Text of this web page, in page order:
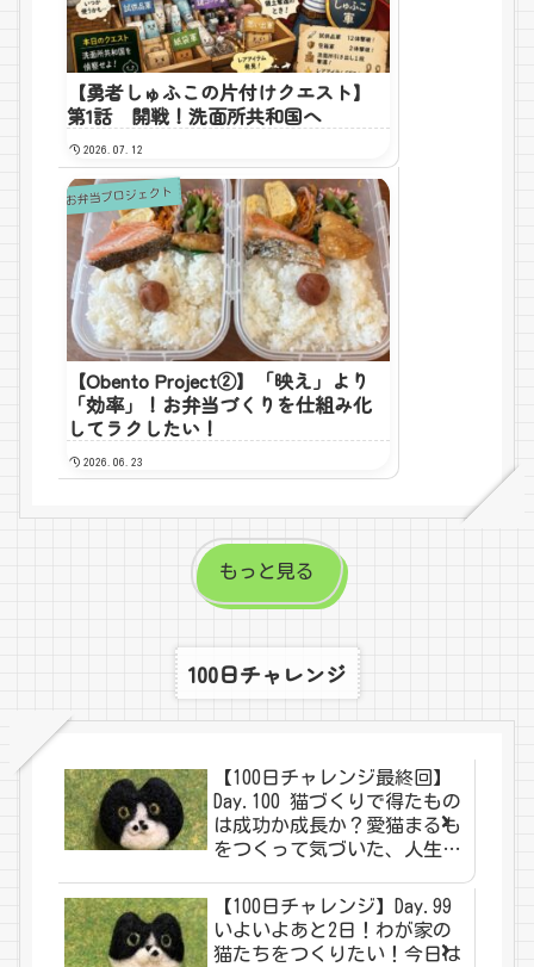
【勇者しゅふこの片付けクエスト】
第1話 開戦！洗面所共和国へ
2026.07.12
お弁当プロジェクト
【Obento Project②】「映え」より
「効率」！お弁当づくりを仕組み化
してラクしたい！
2026.06.23
もっと見る
100日チャレンジ
【100日チャレンジ最終回】
Day.100 猫づくりで得たもの
は成功か成長か？愛猫まるも
をつくって気づいた、人生の
【100日チャレンジ】Day.99
いよいよあと2日！わが家の
猫たちをつくりたい！今日は